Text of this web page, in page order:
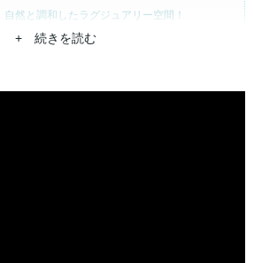
自然と調和したラグジュアリー空間！
トン沖縄】緑豊かで静かな環境！
+ 続きを読む